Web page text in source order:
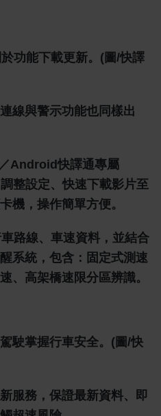
功能下載更新。(圖/快譯
線與警示功能也同樣出
Android快譯通專屬
整設定、快速下載影片至
機，操作簡單方便。
路線、車速資料，並結合
系統，包含：固定式測速
、高架橋速限分區辨識。
駛掌握行車安全。(圖/快
服務，保證最新資料、即